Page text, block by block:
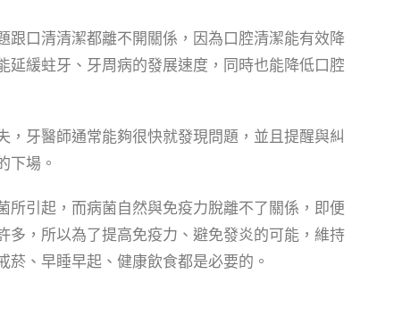
跟口清清潔都離不開關係，因為口腔清潔能有效降
緩蛀牙、牙周病的發展速度，同時也能降低口腔
牙醫師通常能夠很快就發現問題，並且提醒與糾
下場。
引起，而病菌自然與免疫力脫離不了關係，即便
多，所以為了提高免疫力、避免發炎的可能，維持
、早睡早起、健康飲食都是必要的。